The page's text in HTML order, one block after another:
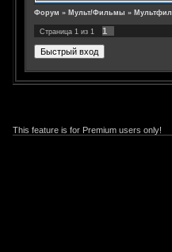
Форум » Мульт/Фильмы »
Страница 1 из 1 1
This feature is for Premium users only!